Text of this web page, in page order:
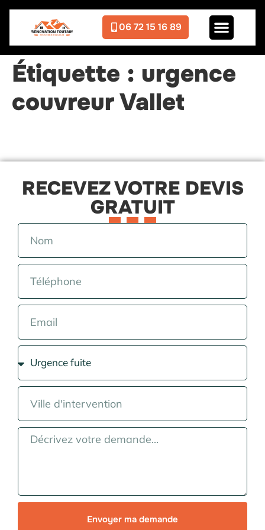
06 72 15 16 89
Étiquette : urgence
couvreur Vallet
RECEVEZ VOTRE DEVIS
GRATUIT
Envoyer ma demande